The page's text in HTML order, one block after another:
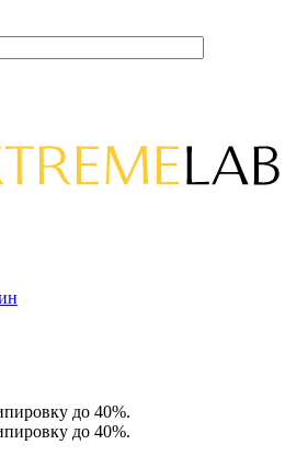
до 40%.
до 40%.